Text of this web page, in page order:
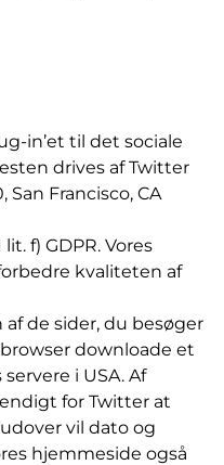
in’et til det sociale
drives af Twitter
San Francisco, CA
f) GDPR. Vores
kvaliteten af
de sider, du besøger
downloade et
i USA. Af
for Twitter at
vil dato og
hjemmeside også